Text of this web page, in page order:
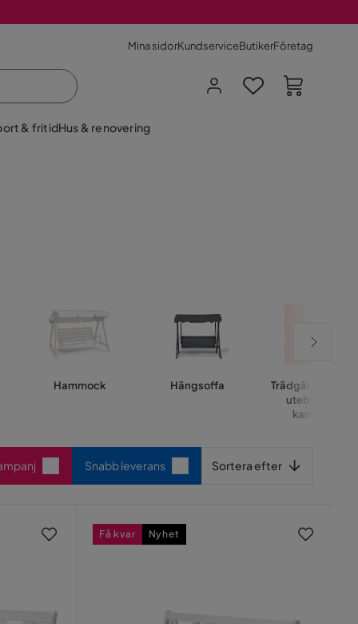
Mina sidorKundserviceButikerFöretag
& fritidHus & renovering
Hammock Hängsoffa
Trädgårdsbänk &
utebänk på
kampanj
Snabb leverans Sortera efter
Få kvar Nyhet